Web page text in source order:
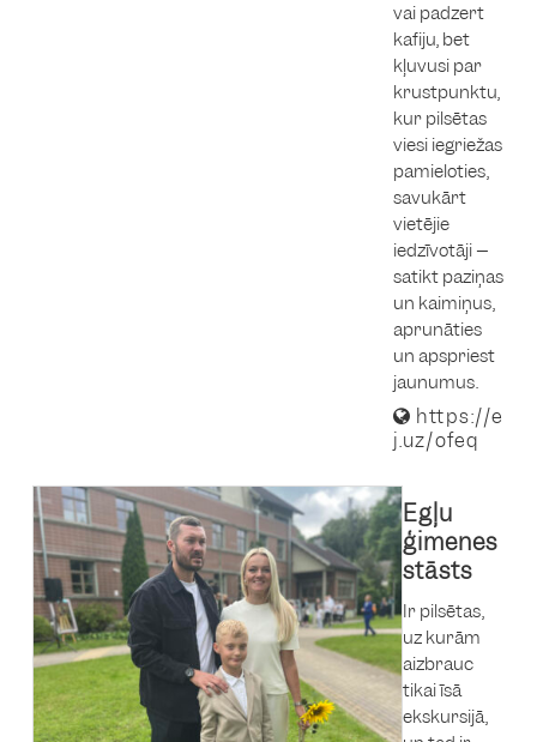
vai padzert
kafiju, bet
kļuvusi par
krustpunktu,
kur pilsētas
viesi iegriežas
pamieloties,
savukārt
vietējie
iedzīvotāji –
satikt paziņas
un kaimiņus,
aprunāties
un apspriest
jaunumus.
https://e
j.uz/ofeq
Egļu
ģimenes
stāsts
Ir pilsētas,
uz kurām
aizbrauc
tikai īsā
ekskursijā,